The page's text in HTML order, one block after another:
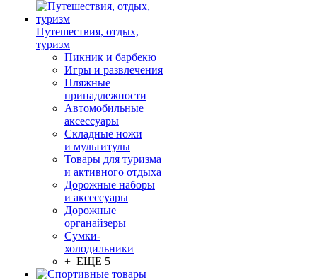
Путешествия, отдых,
туризм
Пикник и барбекю
Игры и развлечения
Пляжные
принадлежности
Автомобильные
аксессуары
Складные ножи
и мультитулы
Товары для туризма
и активного отдыха
Дорожные наборы
и аксессуары
Дорожные
органайзеры
Сумки-
холодильники
+ ЕЩЕ 5